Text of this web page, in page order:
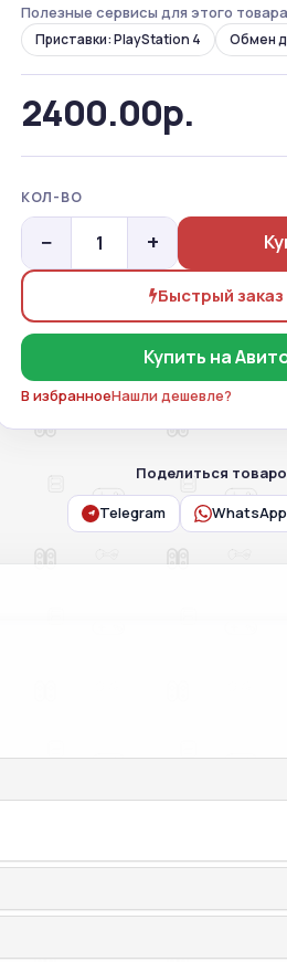
Полезные сервисы для этого
Приставки: PlayStation 4 Обмен
2400.00р.
КОЛ-ВО
− +
Быстрый заказ
Купить на
В избранноеНашли дешевле?
Поделиться
Telegram WhatsApp